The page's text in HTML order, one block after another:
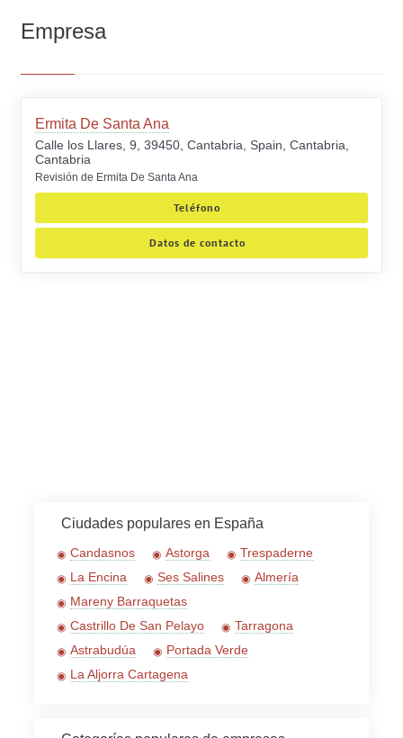
Empresa
Ermita De Santa Ana
Calle los Llares, 9, 39450, Cantabria, Spain, Cantabria,
Cantabria
Revisión de Ermita De Santa Ana
Teléfono
Datos de contacto
Ciudades populares en España
Candasnos Astorga
Trespaderne
La Encina
Ses Salines
Almería
Mareny Barraquetas
Castrillo De San Pelayo
Tarragona
Astrabudúa
Portada Verde
La Aljorra Cartagena